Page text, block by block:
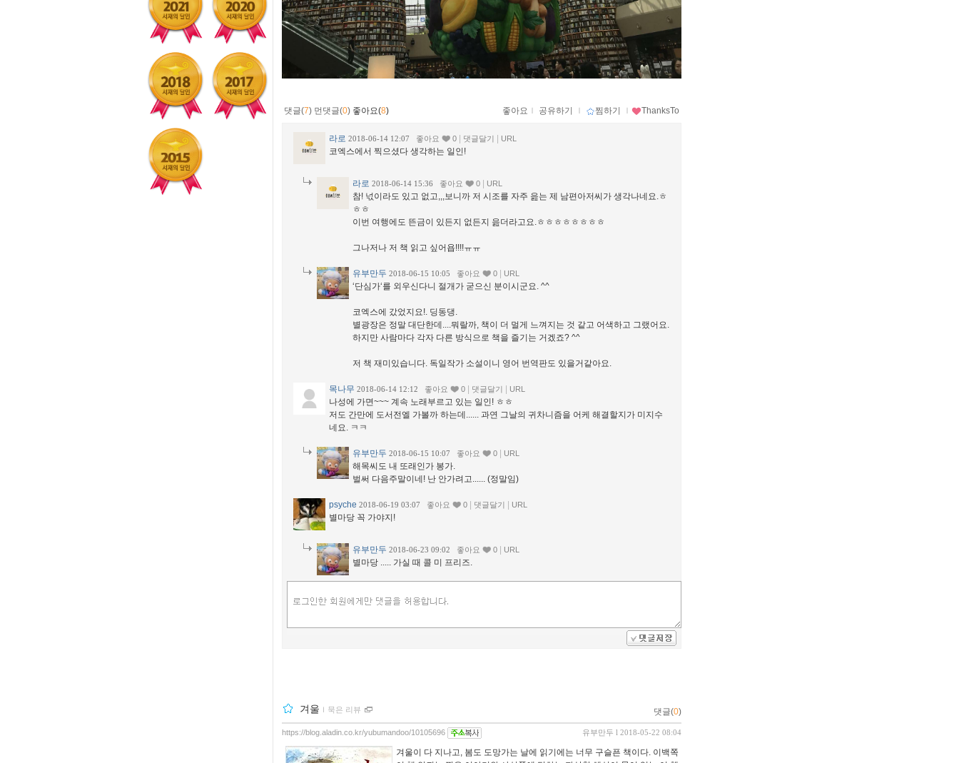
댓글(7) 먼댓글(0) 좋아요(8) 좋아요 ｌ 공유하기 ｌ 찜하기 ｌ ThanksTo
라로 2018-06-14 12:07 좋아요 0 댓글달기 URL
코엑스에서 찍으셨다 생각하는 일인!
라로 2018-06-14 15:36 좋아요 0 URL
참! 넋이라도 있고 없고,,,보니까 저 시조를 자주 읊는 제 남편아저씨가 생각나네요.ㅎ
ㅎㅎ
이번 여행에도 뜬금이 있든지 없든지 읊더라고요.ㅎㅎㅎㅎㅎㅎㅎㅎ
그나저나 저 책 읽고 싶어욥!!!!ㅠㅠ
유부만두 2018-06-15 10:05 좋아요 0 URL
‘단심가‘를 외우신다니 절개가 굳으신 분이시군요. ^^
코엑스에 갔었지요!. 딩동댕.
별광장은 정말 대단한데....뭐랄까, 책이 더 멀게 느껴지는 것 같고 어색하고 그랬어요.
하지만 사람마다 각자 다른 방식으로 책을 즐기는 거겠죠? ^^
저 책 재미있습니다. 독일작가 소설이니 영어 번역판도 있을거같아요.
목나무 2018-06-14 12:12 좋아요 0 댓글달기 URL
나성에 가면~~~ 계속 노래부르고 있는 일인! ㅎㅎ
저도 간만에 도서전엘 가볼까 하는데...... 과연 그날의 귀차니즘을 어케 해결할지가 미지수
네요. ㅋㅋ
유부만두 2018-06-15 10:07 좋아요 0 URL
해목씨도 내 또래인가 봉가.
벌써 다음주말이네! 난 안가려고...... (정말임)
psyche 2018-06-19 03:07 좋아요 0 댓글달기 URL
별마당 꼭 가야지!
유부만두 2018-06-23 09:02 좋아요 0 URL
별마당 ..... 가실 때 콜 미 프리즈.
겨울 ｌ 묵은 리뷰 댓글(0)
유부만두 l 2018-05-22 08:04
https://blog.aladin.co.kr/yubumandoo/10105696
겨울이 다 지나고, 봄도 도망가는 날에 읽기에는 너무 구슬픈 책이다. 이백쪽